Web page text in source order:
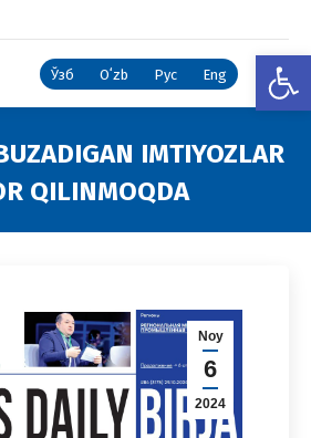
Ўзб Oʻzb Рус Eng
IMTIYOZLAR
QILINMOQDA
Noy
6
2024